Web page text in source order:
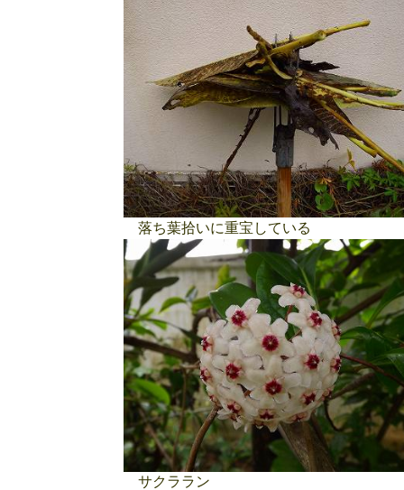
落ち葉拾いに重宝している
サクララン